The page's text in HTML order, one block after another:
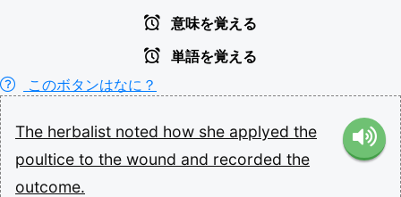
意味を覚える
単語を覚える
このボタンはなに？
The herbalist noted how she applyed the
poultice to the wound and recorded the
outcome.